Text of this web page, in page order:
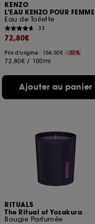
KENZO
L'EAU KENZO POUR FEMME
Eau de Toilette
33
72,80€
Prix d'origine : 104,00€ -30%
72,80€ / 100ml
Ajouter au panier
RITUALS
The Ritual of Yozakura
Bougie Parfumée